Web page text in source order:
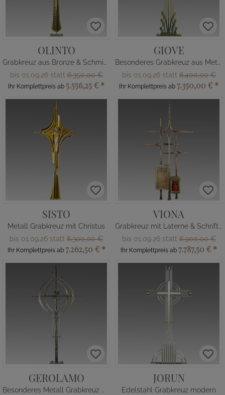
OLINTO
Grabkreuz aus Bronze & Schmiedeeisen
bis 01.09.26 statt6.350,00 €
Ihr Komplettpreis ab 5.556,25 € *
GIOVE
Besonderes Grabkreuz aus Metall
bis 01.09.26 statt8.400,00 €
Ihr Komplettpreis ab 7.350,00 € *
SISTO
Metall Grabkreuz mit Christus
bis 01.09.26 statt 8.300,00 €
Ihr Komplettpreis ab 7.262,50 € *
VIONA
Grabkreuz mit Laterne & Schrifttafel
bis 01.09.26 statt8.900,00 €
Ihr Komplettpreis ab 7.787,50 € *
GEROLAMO
Besonderes Metall Grabkreuz mit Rose
JORUN
Edelstahl Grabkreuz modern